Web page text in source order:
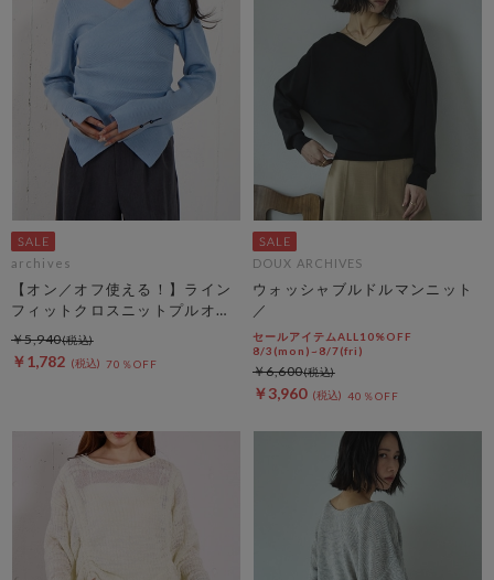
archives
【オン／オフ使える！】ライン
フィットクロスニットプルオー
バー
￥1,782 70％OFF
￥5,940
DOUX ARCHIVES
ウォッシャブルドルマンニット
／
セールアイテムALL10%OFF
8/3(mon)~8/7(fri)
￥3,960 40％OFF
￥6,600